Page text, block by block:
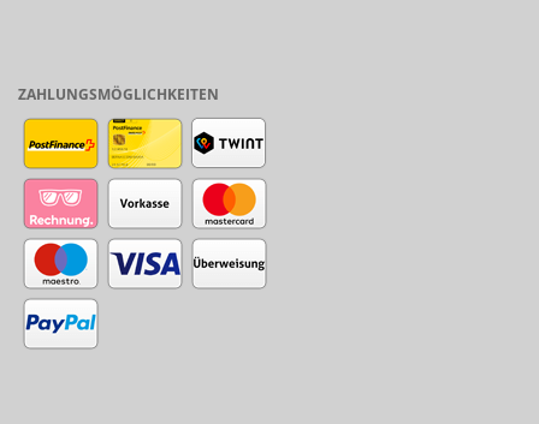
ZAHLUNGSMÖGLICHKEITEN